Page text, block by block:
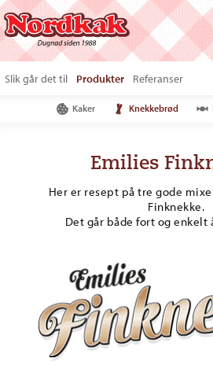
Slik går det til Produkter Referanser
Bestill produkter
Vanlige spørsmål
Om oss
Kaker Knekkebrød
Emilies
Her er resept på tre gode
Finknekke.
Det går både fort og enkelt